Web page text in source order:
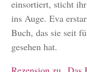
einsortiert, sticht
ins Auge. Eva
Buch, das sie seit
gesehen hat.